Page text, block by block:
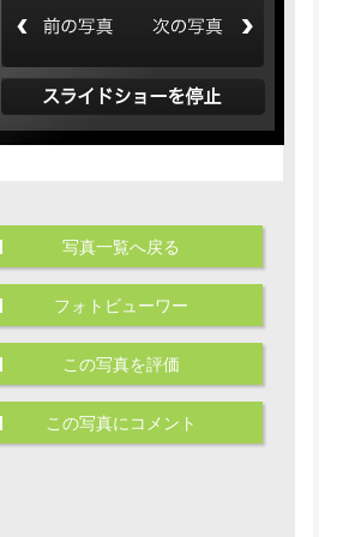
写真一覧へ戻る
フォトビューワー
この写真を評価
この写真にコメント